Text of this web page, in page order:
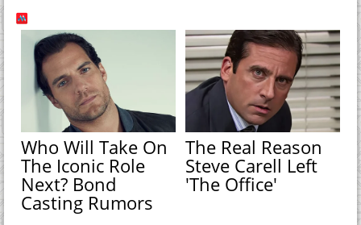
Who Will Take On
The Iconic Role
Next? Bond
Casting Rumors
The Real Reason
Steve Carell Left
'The Office'